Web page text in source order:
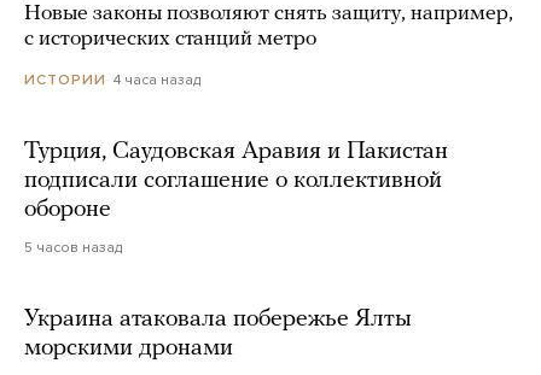
Новые законы позволяют снять защиту, например,
с исторических станций метро
ИСТОРИИ 4 часа назад
Турция, Саудовская Аравия и Пакистан
подписали соглашение о коллективной
обороне
5 часов назад
Украина атаковала побережье Ялты
морскими дронами